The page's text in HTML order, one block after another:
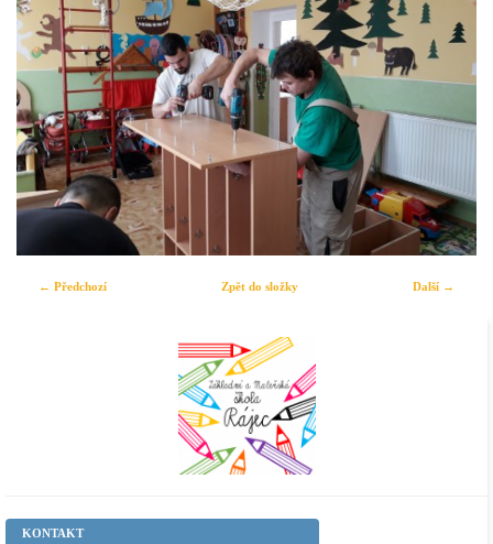
← Předchozí Další →
Zpět do složky
KONTAKT